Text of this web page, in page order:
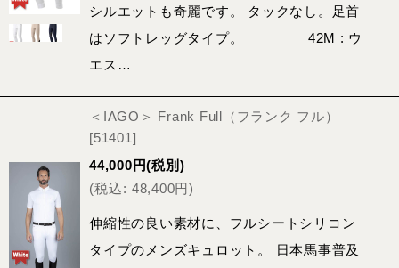
シルエットも奇麗です。 タックなし。足首
はソフトレッグタイプ。 42M : ウ
エス…
＜IAGO＞ Frank Full（フランク フル）
[51401]
44,000 円(税別)
(税込: 48,400円)
伸縮性の良い素材に、フルシートシリコン
タイプのメンズキュロット。 日本馬事普及